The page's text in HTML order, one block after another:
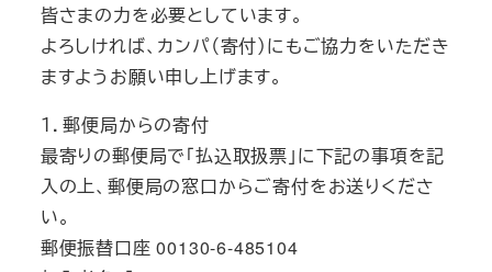
皆さまの力を必要としています。
よろしければ、カンパ（寄付）にもご協力をいただき
ますようお願い申し上げます。
１．郵便局からの寄付
最寄りの郵便局で「払込取扱票」に下記の事項を記
入の上、郵便局の窓口からご寄付をお送りくださ
い。
郵便振替口座 00130-6-485104